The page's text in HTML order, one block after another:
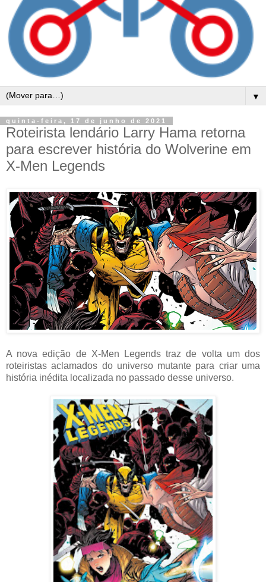
▼
quinta-feira, 17 de junho de 2021
Roteirista lendário Larry Hama retorna
para escrever história do Wolverine em
X-Men Legends
A nova edição de X-Men Legends traz de volta um dos
roteiristas aclamados do universo mutante para criar uma
história inédita localizada no passado desse universo.